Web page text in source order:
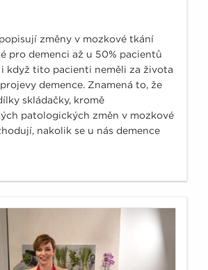
změny v mozkové tkání
pro demenci až u 50% pacientů
když tito pacienti neměli za života
demence. Znamená to, že
skládačky, kromě
patologických změn v mozkové
nakolik se u nás demence